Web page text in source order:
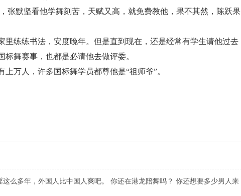
张默坚看他学舞刻苦，天赋又高，就免费教他，果不其然，陈跃果
练练书法，安度晚年。但是直到现在，还是经常有学生请他过去
舞赛事，也都是必请他去做评委。
人，许多国标舞学员都尊他是“祖师爷”。
么多年，外国人比中国人爽吧。 你还在港龙陪舞吗？ 你还想要多少男人来